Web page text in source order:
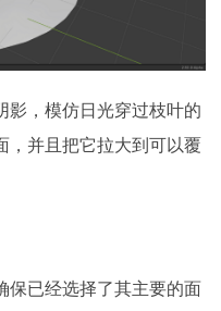
影，模仿日光穿过枝叶的
，并且把它拉大到可以覆
保已经选择了其主要的面